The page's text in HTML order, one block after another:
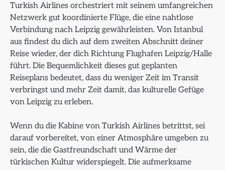
Turkish Airlines orchestriert mit seinem umfangreichen
Netzwerk gut koordinierte Flüge, die eine nahtlose
Verbindung nach Leipzig gewährleisten. Von Istanbul
aus findest du dich auf dem zweiten Abschnitt deiner
Reise wieder, der dich Richtung Flughafen Leipzig/Halle
führt. Die Bequemlichkeit dieses gut geplanten
Reiseplans bedeutet, dass du weniger Zeit im Transit
verbringst und mehr Zeit damit, das kulturelle Gefüge
von Leipzig zu erleben.
Wenn du die Kabine von Turkish Airlines betrittst, sei
darauf vorbereitet, von einer Atmosphäre umgeben zu
sein, die die Gastfreundschaft und Wärme der
türkischen Kultur widerspiegelt. Die aufmerksame